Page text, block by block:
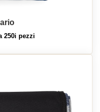
250i pezzi